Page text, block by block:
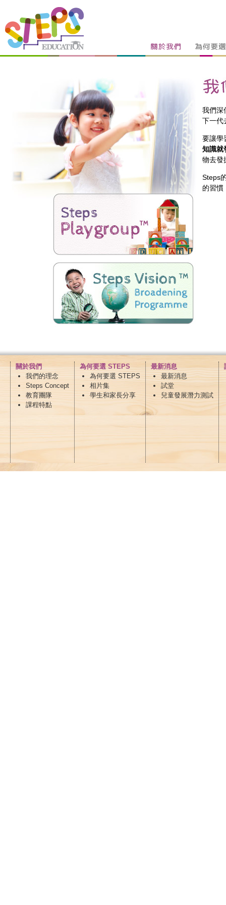
我們深
下一代
要讓學
知識就
物去發
Steps
的習慣
關於我們
我們的理念
Steps Concept
教育團隊
課程特點
為何要選 STEPS
為何要選 STEPS
相片集
學生和家長分享
最新消息
最新消息
試堂
兒童發展潛力測試